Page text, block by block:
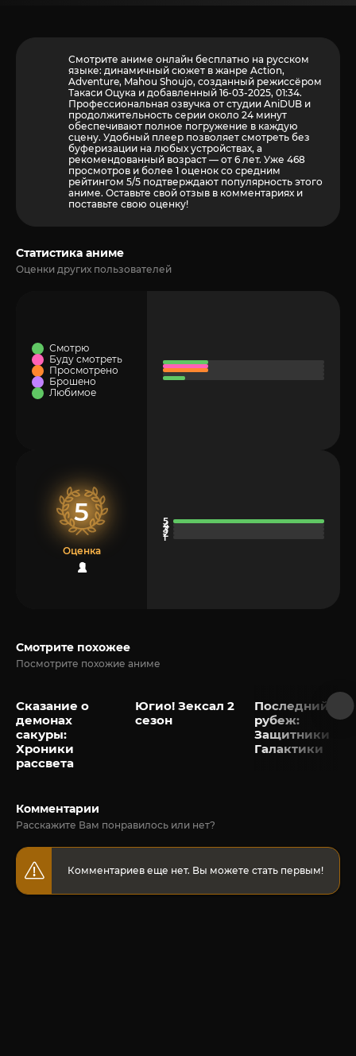
Смотрите аниме онлайн бесплатно на русском
языке: динамичный сюжет в жанре Action,
Adventure, Mahou Shoujo, созданный режиссёром
Такаси Оцука и добавленный 16-03-2025, 01:34.
Профессиональная озвучка от студии AniDUB и
продолжительность серии около 24 минут
обеспечивают полное погружение в каждую
сцену. Удобный плеер позволяет смотреть без
буферизации на любых устройствах, а
рекомендованный возраст — от 6 лет. Уже 468
просмотров и более 1 оценок со средним
рейтингом 5/5 подтверждают популярность этого
аниме. Оставьте свой отзыв в комментариях и
поставьте свою оценку!
Статистика аниме
Оценки других пользователей
Смотрю
Буду смотреть
Просмотрено
Брошено
Любимое
5
Оценка
1
Смотрите похожее
Посмотрите похожие аниме
Сказание о
демонах
сакуры:
Хроники
рассвета
Югио! Зексал 2
сезон
Последний
рубеж:
Защитники
Галактики
Комментарии
Расскажите Вам понравилось или нет?
Комментариев еще нет. Вы можете стать первым!